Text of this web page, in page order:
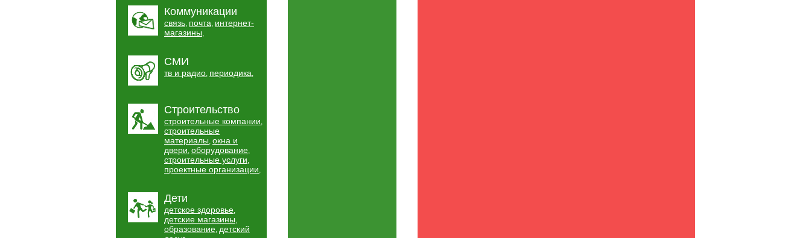
Коммуникации
связь, почта, интернет-
магазины,
СМИ
тв и радио, периодика,
Строительство
строительные компании,
строительные
материалы, окна и
двери, оборудование,
строительные услуги,
проектные организации,
Дети
детское здоровье,
детские магазины,
образование, детский